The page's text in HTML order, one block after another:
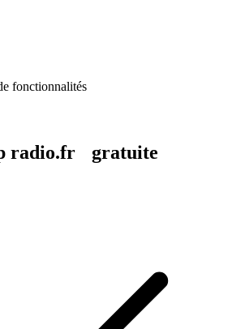
fonctionnalités
radio.fr gratuite